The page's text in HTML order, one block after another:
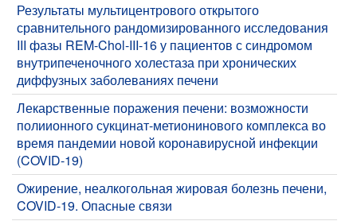
Результаты мультицентрового открытого
сравнительного рандомизированного исследования
III фазы REM-Chol-III-16 у пациентов с синдромом
внутрипеченочного холестаза при хронических
диффузных заболеваниях печени
Лекарственные поражения печени: возможности
полиионного сукцинат-метионинового комплекса во
время пандемии новой коронавирусной инфекции
(COVID-19)
​Ожирение, неалкогольная жировая болезнь печени,
COVID-19. Опасные связи